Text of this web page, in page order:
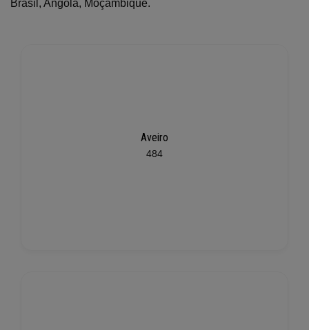
Brasil, Angola, Moçambique.
Aveiro
484